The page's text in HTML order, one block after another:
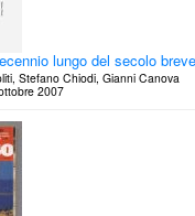
d'Arte Contemporanea,
lungo del secolo breve
Stefano Chiodi, Gianni Canova
2007